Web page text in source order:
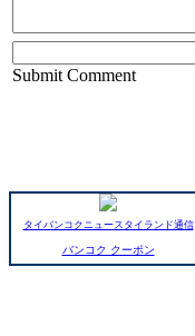
Submit Comment
タイバンコクニュースタイランド通信
バンコク クーポン